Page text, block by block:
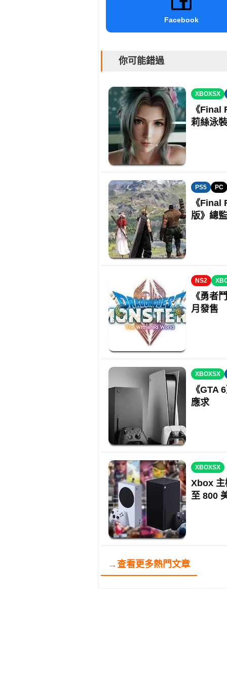
Facebook
你可能錯過
XBOXSX
《
莉絲泳
PS5 PC
《
版》總
NS2
《勇者
月發售
XBOXSX
《GTA
應求
XBOXSX
Xbox
至 800
→查看更多熱門文章